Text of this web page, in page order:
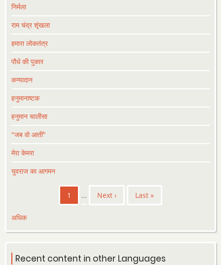
निर्मला
राम चंद्र शृंखला
हमारा लोकतंत्र
पौधे की पुकार
कन्यादान
हनुमानाष्टक
हनुमान चालीसा
"जब वो आतीं"
मेरा केमरा
युवराज का आगमन
PaginationCurrent
page
1 …
Next
Next ›
Last
Last »
अधिक
Recent content in other Languages